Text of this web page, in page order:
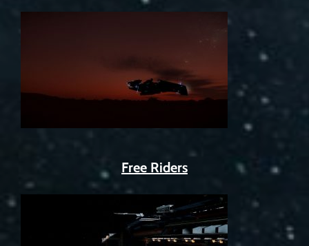
Free Riders